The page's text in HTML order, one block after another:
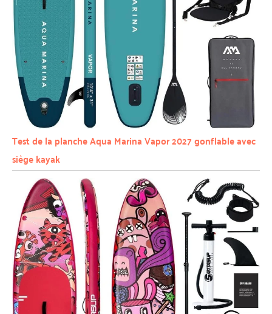
Test de la planche Aqua Marina Vapor 2027 gonflable avec
siège kayak